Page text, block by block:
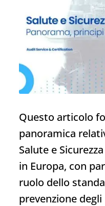
Questo articolo
panoramica
Salute e
in Europa, con
ruolo dello
prevenzione